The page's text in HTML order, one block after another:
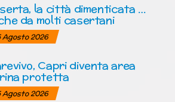
la città dimenticata …
da molti casertani
Agosto 2026
Capri diventa area
protetta
Agosto 2026